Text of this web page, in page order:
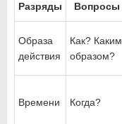
Разряды Вопросы
Образа
действия
Как? Каким
образом?
Времени Когда?